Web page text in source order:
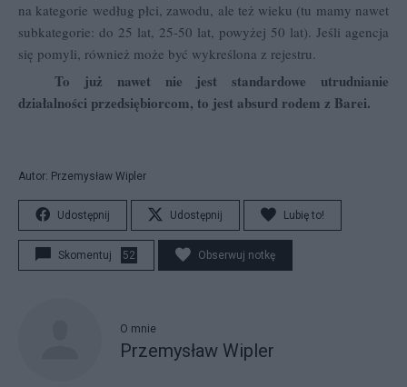
na kategorie według płci, zawodu, ale też wieku (tu mamy nawet
subkategorie: do 25 lat, 25-50 lat, powyżej 50 lat). Jeśli agencja
się pomyli, również może być wykreślona z rejestru.
To już nawet nie jest standardowe utrudnianie
działalności przedsiębiorcom, to jest absurd rodem z Barei.
Autor: Przemysław Wipler
Udostępnij Udostępnij Lubię to!
Skomentuj 52 Obserwuj notkę
O mnie
Przemysław Wipler